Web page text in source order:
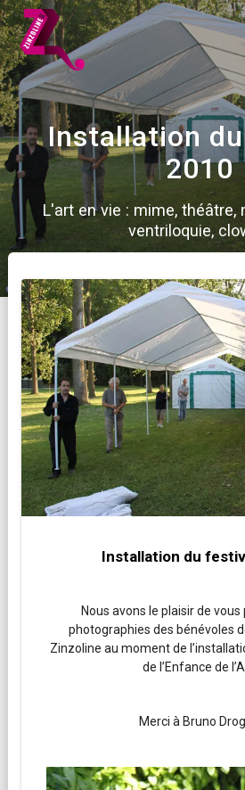
Skip
to
content
Installation
2010
L'art en vie : mime, théâtre,
ventriloquie,
Installation du
Nous avons le plaisir de
photographies des bénévoles
Zinzoline au moment de
de l’Enfance de
Merci à Bruno